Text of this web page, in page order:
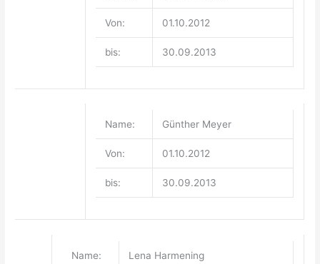
Von: 01.10.2012
bis: 30.09.2013
Name: Günther Meyer
Von: 01.10.2012
bis: 30.09.2013
Name: Lena Harmening